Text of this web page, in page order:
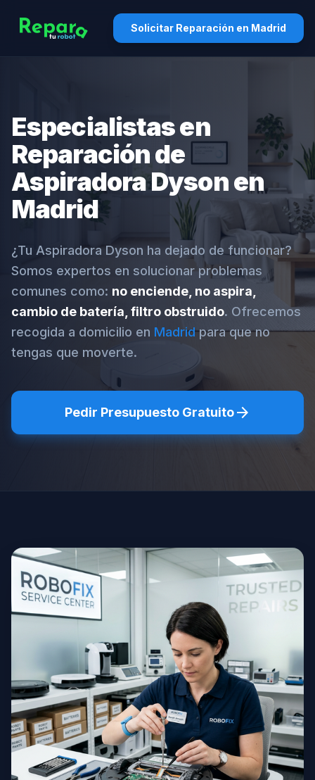
Solicitar Reparación en Madrid
Especialistas en
Reparación de
Aspiradora Dyson en
Madrid
¿Tu Aspiradora Dyson ha dejado de funcionar?
Somos expertos en solucionar problemas
comunes como: no enciende, no aspira,
cambio de batería, filtro obstruido. Ofrecemos
recogida a domicilio en Madridpara que no
tengas que moverte.
Pedir Presupuesto Gratuitoarrow_forward